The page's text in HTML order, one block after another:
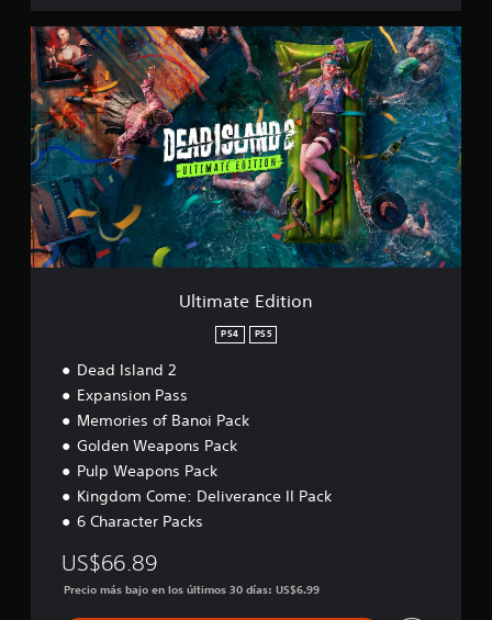
U
l
t
i
m
a
t
e
E
d
i
t
i
Ultimate Edition
PS4 PS5
Dead Island 2
Expansion Pass
Memories of Banoi Pack
Golden Weapons Pack
Pulp Weapons Pack
Kingdom Come: Deliverance II Pack
6 Character Packs
US$66.89
Precio más bajo en los últimos 30 días: US$6.99